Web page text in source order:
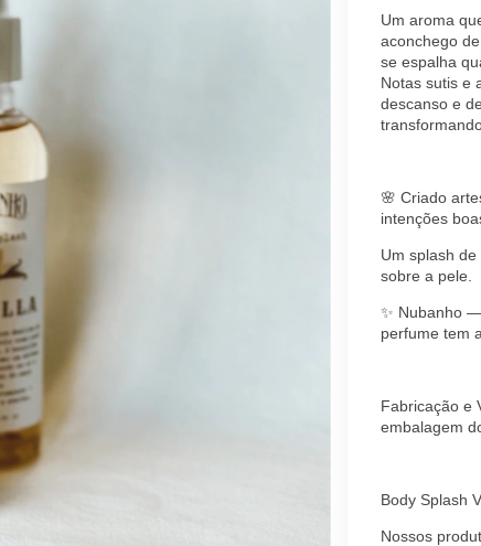
Um aroma
aconchego
se espalha
Notas sutis e
descanso e
🌸 Criado
intenções
Um splash
sobre a pele.
✨ Nubanho
perfume tem
Fabricação e
embalagem
Body Splash
Nossos